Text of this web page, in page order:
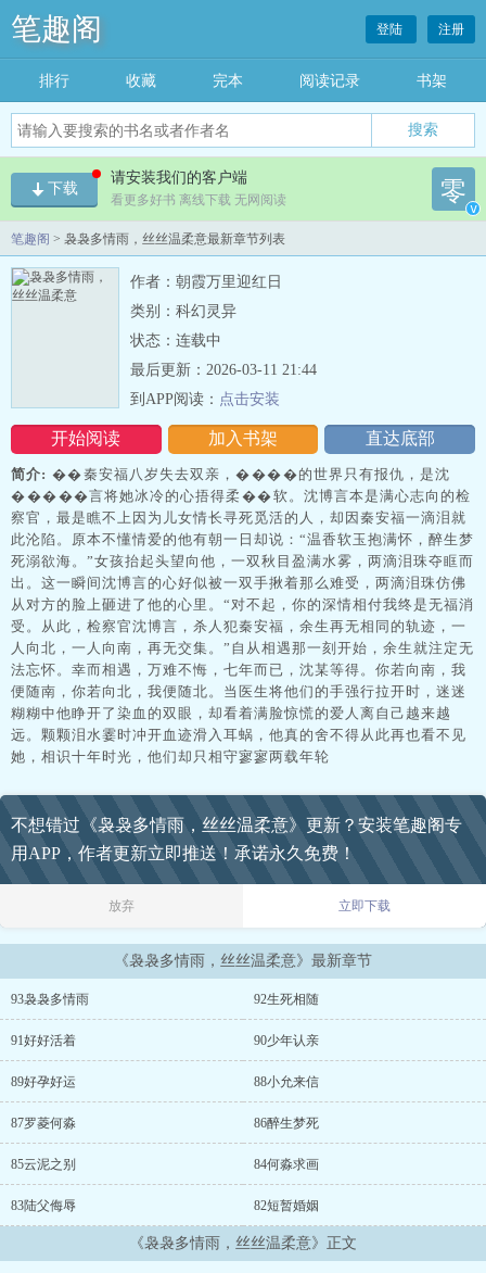
笔趣阁 登陆 注册
排行 收藏 完本 阅读记录 书架
下载
请安装我们的客户端
看更多好书 离线下载 无网阅读 零
v
笔趣阁 > 袅袅多情雨，丝丝温柔意最新章节列表
作者：朝霞万里迎红日
类别：科幻灵异
状态：连载中
开始阅读 加入书架 直达底部
最后更新：2026-03-11 21:44
到APP阅读： 点击安装
简介: ��秦安福八岁失去双亲，����的世界只有报仇，是沈
�����言将她冰冷的心捂得柔��软。沈博言本是满心志向的检
察官，最是瞧不上因为儿女情长寻死觅活的人，却因秦安福一滴泪就
此沦陷。原本不懂情爱的他有朝一日却说：“温香软玉抱满怀，醉生梦
死溺欲海。”女孩抬起头望向他，一双秋目盈满水雾，两滴泪珠夺眶而
出。这一瞬间沈博言的心好似被一双手揪着那么难受，两滴泪珠仿佛
从对方的脸上砸进了他的心里。“对不起，你的深情相付我终是无福消
受。从此，检察官沈博言，杀人犯秦安福，余生再无相同的轨迹，一
人向北，一人向南，再无交集。”自从相遇那一刻开始，余生就注定无
法忘怀。幸而相遇，万难不悔，七年而已，沈某等得。你若向南，我
便随南，你若向北，我便随北。当医生将他们的手强行拉开时，迷迷
糊糊中他睁开了染血的双眼，却看着满脸惊慌的爱人离自己越来越
远。颗颗泪水霎时冲开血迹滑入耳蜗，他真的舍不得从此再也看不见
她，相识十年时光，他们却只相守寥寥两载年轮
不想错过《袅袅多情雨，丝丝温柔意》更新？安装笔趣阁专
用APP，作者更新立即推送！承诺永久免费！
放弃 立即下载
《袅袅多情雨，丝丝温柔意》最新章节
93袅袅多情雨 92生死相随
91好好活着 90少年认亲
89好孕好运 88小允来信
87罗菱何淼 86醉生梦死
85云泥之别 84何淼求画
83陆父侮辱 82短暂婚姻
《袅袅多情雨，丝丝温柔意》正文